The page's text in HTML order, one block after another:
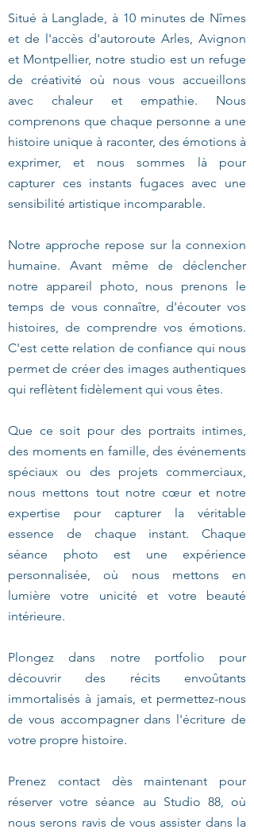
Situé à Langlade, à 10 minutes de Nîmes
et de l'accès d'autoroute Arles, Avignon
et Montpellier, notre studio est un refuge
de créativité où nous vous accueillons
avec chaleur et empathie. Nous
comprenons que chaque personne a une
histoire unique à raconter, des émotions à
exprimer, et nous sommes là pour
capturer ces instants fugaces avec une
sensibilité artistique incomparable.
Notre approche repose sur la connexion
humaine. Avant même de déclencher
notre appareil photo, nous prenons le
temps de vous connaître, d'écouter vos
histoires, de comprendre vos émotions.
C'est cette relation de confiance qui nous
permet de créer des images authentiques
qui reflètent fidèlement qui vous êtes.
Que ce soit pour des portraits intimes,
des moments en famille, des événements
spéciaux ou des projets commerciaux,
nous mettons tout notre cœur et notre
expertise pour capturer la véritable
essence de chaque instant. Chaque
séance photo est une expérience
personnalisée, où nous mettons en
lumière votre unicité et votre beauté
intérieure.
Plongez dans notre portfolio pour
découvrir des récits envoûtants
immortalisés à jamais, et permettez-nous
de vous accompagner dans l'écriture de
votre propre histoire.
Prenez contact dès maintenant pour
réserver votre séance au Studio 88, où
nous serons ravis de vous assister dans la